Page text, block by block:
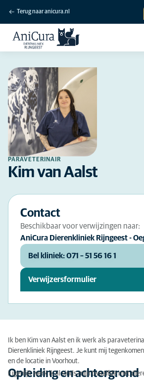
Terug naar anicura.nl
PARAVETERINAIR
Kim van Aalst
Contact
Beschikbaar voor verwijzingen naar:
AniCura Dierenkliniek Rijngeest -
Bel kliniek: 071 – 51 56 16 1
Verwijzersformulier
Ik ben Kim van Aalst en ik werk als
Dierenkliniek Rijngeest. Je kunt mij
en de locatie in Voorhout.
Opleiding en achtergrond
Eigenlijk werk ik al sinds mijn twaalfde met